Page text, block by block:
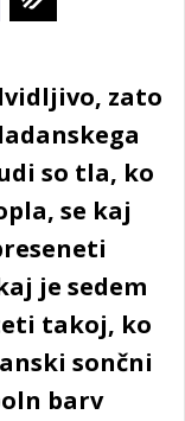
zato
so tla, ko
se kaj
je sedem
takoj, ko
sončni
barv